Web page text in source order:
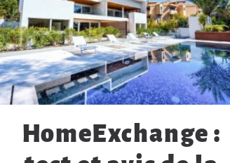
HomeExchange :